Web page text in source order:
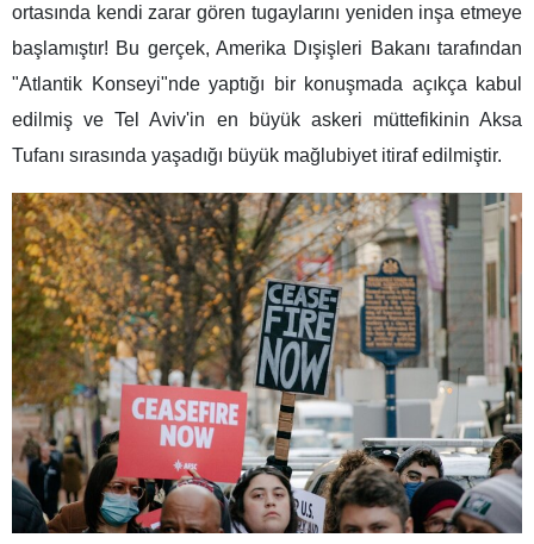
ortasında kendi zarar gören tugaylarını yeniden inşa etmeye
başlamıştır! Bu gerçek, Amerika Dışişleri Bakanı tarafından
"Atlantik Konseyi"nde yaptığı bir konuşmada açıkça kabul
edilmiş ve Tel Aviv'in en büyük askeri müttefikinin Aksa
Tufanı sırasında yaşadığı büyük mağlubiyet itiraf edilmiştir.